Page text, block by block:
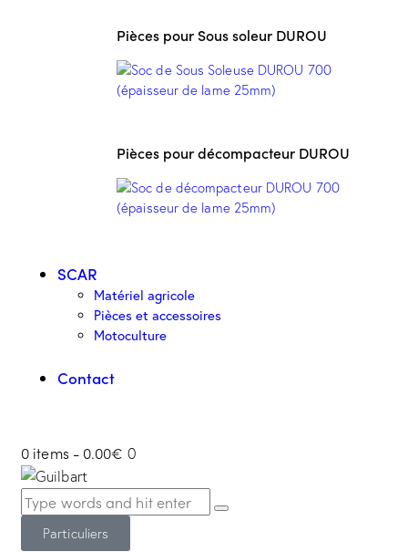
Pièces pour Sous soleur DUROU
Pièces pour décompacteur DUROU
SCAR
Matériel agricole
Pièces et accessoires
Motoculture
Contact
0 items - 0.00€ 0
Particuliers